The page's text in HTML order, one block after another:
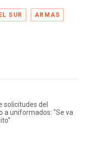
SUR ARMAS
solicitudes del
a uniformados: "Se va